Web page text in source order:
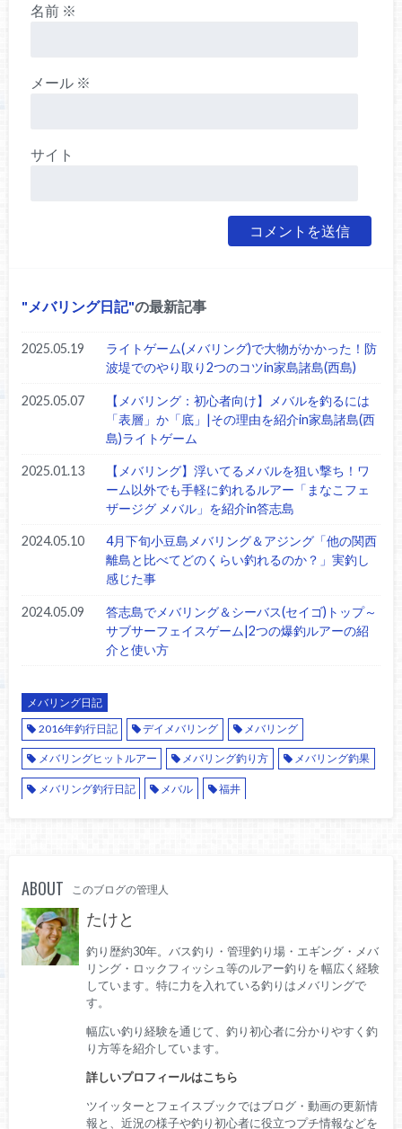
名前 ※
メール ※
サイト
メバリング日記 の最新記事
2025.05.19
ライトゲーム(メバリング)で大物がかかった！防
波堤でのやり取り2つのコツin家島諸島(西島)
2025.05.07
【メバリング：初心者向け】メバルを釣るには
「表層」か「底」|その理由を紹介in家島諸島(西
島)ライトゲーム
2025.01.13
【メバリング】浮いてるメバルを狙い撃ち！ワ
ーム以外でも手軽に釣れるルアー「まなこフェ
ザージグ メバル」を紹介in答志島
2024.05.10
4月下旬小豆島メバリング＆アジング「他の関西
離島と比べてどのくらい釣れるのか？」実釣し
感じた事
2024.05.09
答志島でメバリング＆シーバス(セイゴ)トップ～
サブサーフェイスゲーム|2つの爆釣ルアーの紹
介と使い方
メバリング日記
2016年釣行日記
デイメバリング メバリング
メバリングヒットルアー メバリング釣り方 メバリング釣果
メバリング釣行日記 メバル 福井
ABOUT このブログの管理人
たけと
釣り歴約30年。バス釣り・管理釣り場・エギング・メバ
リング・ロックフィッシュ等のルアー釣りを 幅広く経験
しています。特に力を入れている釣りはメバリングで
す。
幅広い釣り経験を通じて、釣り初心者に分かりやすく釣
り方等を紹介しています。
詳しいプロフィールはこちら
ツイッターとフェイスブックではブログ・動画の更新情
報と、近況の様子や釣り初心者に役立つプチ情報などを